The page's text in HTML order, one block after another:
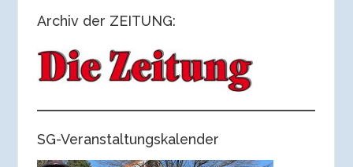
Archiv der ZEITUNG:
SG-Veranstaltungskalender